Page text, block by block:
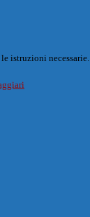
istruzioni necessarie.